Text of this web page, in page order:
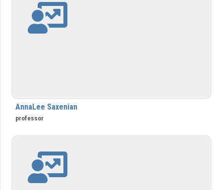
Intézményi felfedezés
Kategóriák
AnnaLee Saxenian
professor